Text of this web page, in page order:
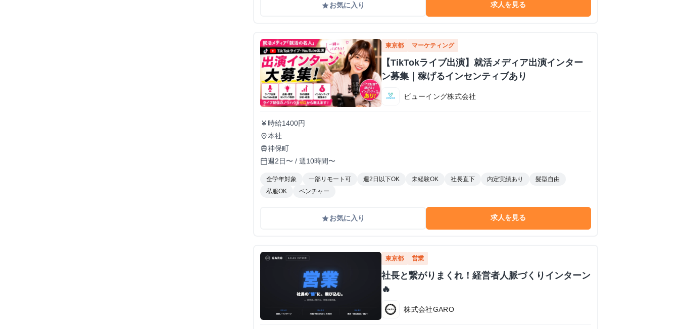
gradeお気に入り 求人を見る
東京都 マーケティング
【TikTokライブ出演】就活メディア出演インター
ン募集｜稼げるインセンティブあり
ビューイング株式会社
currency_yen時給1400円
place本社
train神保町
calendar_today週2日〜 / 週10時間〜
全学年対象 一部リモート可 週2日以下OK 未経験OK 社長直下 内定実績あり
髪型自由
私服OK
ベンチャー
gradeお気に入り 求人を見る
東京都 営業
社長と繋がりまくれ！経営者人脈づくりインターン
🔥
株式会社GARO